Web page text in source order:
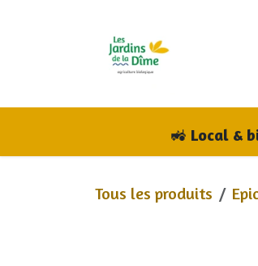
🚜 Local &
Tous les produits